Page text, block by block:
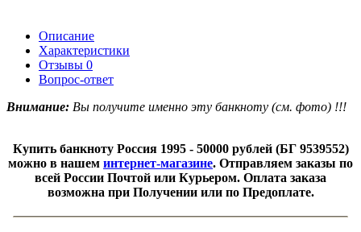
Описание
Характеристики
Отзывы 0
Вопрос-ответ
Внимание: Вы получите именно эту банкноту (см. фото) !!!
Купить банкноту Россия 1995 - 50000 рублей (БГ 9539552)
можно в нашем интернет-магазине. Отправляем заказы по
всей России Почтой или Курьером. Оплата заказа
возможна при Получении или по Предоплате.